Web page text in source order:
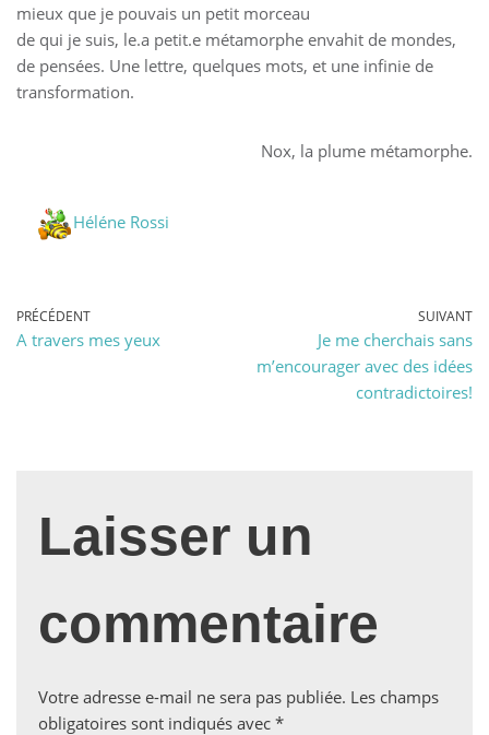
mieux que je pouvais un petit morceau
de qui je suis, le.a petit.e métamorphe envahit de mondes,
de pensées. Une lettre, quelques mots, et une infinie de
transformation.
Nox, la plume métamorphe.
Héléne Rossi
PRÉCÉDENT
A travers mes yeux
SUIVANT
Je me cherchais sans
m’encourager avec des idées
contradictoires!
Laisser un
commentaire
Votre adresse e-mail ne sera pas publiée. Les champs
obligatoires sont indiqués avec *